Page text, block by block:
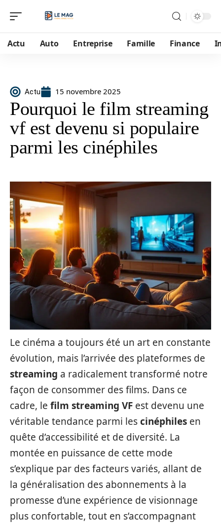
Actu Auto Entreprise Famille Finance
Actu 15 novembre 2025
Pourquoi le film streaming
vf est devenu si populaire
parmi les cinéphiles
Le cinéma a toujours été un art en constante
évolution, mais l’arrivée des plateformes de
streaming a radicalement transformé notre
façon de consommer des films. Dans ce
cadre, le film streaming VF est devenu une
véritable tendance parmi lescinéphiles en
quête d’accessibilité et de diversité. La
montée en puissance de cette mode
s’explique par des facteurs variés, allant de
la généralisation des abonnements à la
promesse d’une expérience de visionnage
plus confortable, tout en s’accompagnant